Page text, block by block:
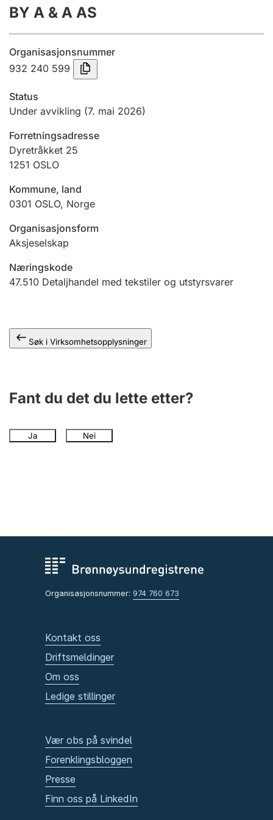
Årsregnskap
Innsending og forsinkelsesgebyr
Betaling og jegeravgiftskort
Ektepaktveileder
Offentlig sektor
Andre tema
BY A & A AS
Organisasjonsnummer
932 240 599
Status
Under avvikling (7. mai 2026)
Forretningsadresse
Dyretråkket 25
1251 OSLO
Kommune, land
0301 OSLO, Norge
Organisasjonsform
Aksjeselskap
Næringskode
47.510 Detaljhandel med tekstiler og utstyrsvarer
Søk i Virksomhetsopplysninger
Fant du det du lette etter?
Ja Nei
Organisasjonsnummer: 974 760 673
Kontakt oss
Driftsmeldinger
Om oss
Ledige stillinger
Vær obs på svindel
Forenklingsbloggen
Presse
Finn oss på LinkedIn